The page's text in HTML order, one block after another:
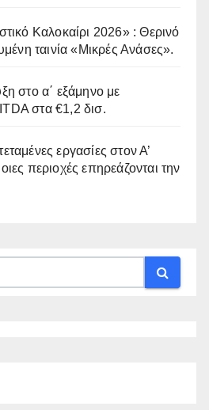
Καλοκαίρι 2026» : Θερινό
ταινία «Μικρές Ανάσες».
στο α΄ εξάμηνο με
στα €1,2 δισ.
εργασίες στον Α’
περιοχές επηρεάζονται την